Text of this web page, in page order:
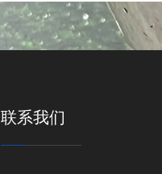
联系我们